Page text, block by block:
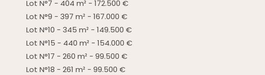
Lot N°7 - 404 m² - 172.500 €
Lot N°9 - 397 m² - 167.000 €
Lot N°10 - 345 m² - 149.500 €
Lot N°15 - 440 m² - 154.000 €
Lot N°17 - 260 m² - 99.500 €
Lot N°18 - 261 m² - 99.500 €